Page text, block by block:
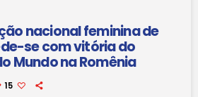
nacional feminina de
se com vitória do
Mundo na Romênia
15